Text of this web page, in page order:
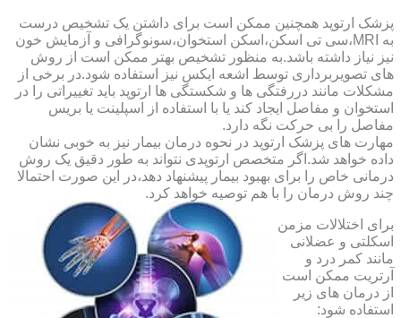
پزشک ارتوپد همچنین ممکن است برای داشتن یک تشخیص درست
به MRI،سی تی اسکن،اسکن استخوان،سونوگرافی و آزمایش خون
نیز نیاز داشته باشد.به منظور تشخیص بهتر ممکن است از روش
های تصویربرداری توسط اشعه ایکس نیز استفاده شود.در برخی از
مشکلات مانند دررفتگی ها و شکستگی ها ارتوپد باید تغییراتی را در
استخوان و مفاصل ایجاد کند یا با استفاده از اسپلینت یا بریس
مفاصل را بی حرکت نگه دارد.
مهارت های پزشک ارتوپد در نحوه درمان بیمار نیز به خوبی نشان
داده خواهد شد.اگر متخصص ارتوپدی نتواند به طور دقیق یک روش
درمانی خاص را برای بهبود بیمار پیشنهاد دهد،در این صورت احتمالا
چند روش درمان را با هم توصیه خواهد کرد.
برای اختلالات مزمن
اسکلتی و عضلانی
مانند کمر درد و
آرتریت ممکن است
از درمان های زیر
استفاده شود: